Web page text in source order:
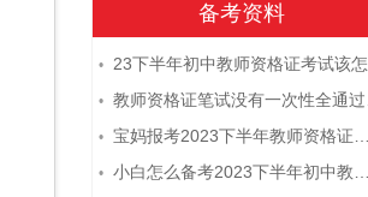
备考资料
• 23下半年初中教师资格证考试该怎么复习？
• 教师资格证笔试没有一次性全通过下次需要重新报考吗？
• 宝妈报考2023下半年教师资格证需要报班备考吗？
• 小白怎么备考2023下半年初中教师资格证笔试？